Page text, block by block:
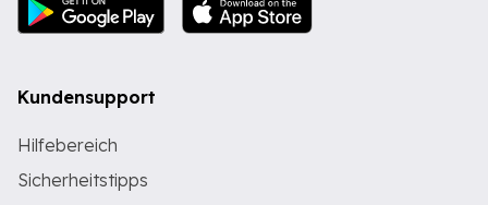
Kundensupport
Hilfebereich
Sicherheitstipps